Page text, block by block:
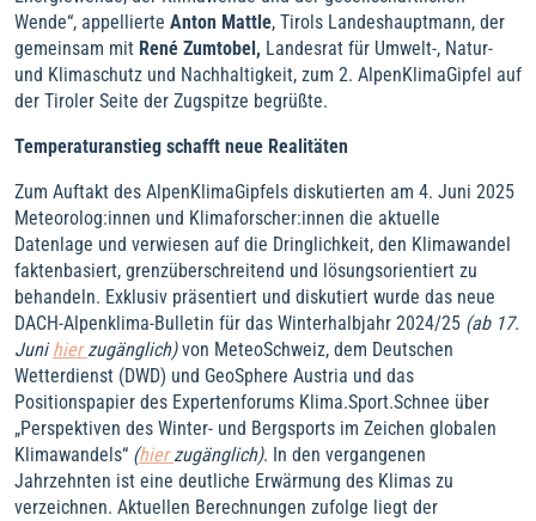
Wende“, appellierte Anton Mattle, Tirols Landeshauptmann, der
gemeinsam mit René Zumtobel, Landesrat für Umwelt-, Natur-
und Klimaschutz und Nachhaltigkeit, zum 2. AlpenKlimaGipfel auf
der Tiroler Seite der Zugspitze begrüßte.
Temperaturanstieg schafft neue Realitäten
Zum Auftakt des AlpenKlimaGipfels diskutierten am 4. Juni 2025
Meteorolog:innen und Klimaforscher:innen die aktuelle
Datenlage und verwiesen auf die Dringlichkeit, den Klimawandel
faktenbasiert, grenzüberschreitend und lösungsorientiert zu
behandeln. Exklusiv präsentiert und diskutiert wurde das neue
DACH-Alpenklima-Bulletin für das Winterhalbjahr 2024/25 (ab 17.
Junihierzugänglich)von MeteoSchweiz, dem Deutschen
Wetterdienst (DWD) und GeoSphere Austria und das
Positionspapier des Expertenforums Klima.Sport.Schnee über
„Perspektiven des Winter- und Bergsports im Zeichen globalen
Klimawandels“ (hierzugänglich). In den vergangenen
Jahrzehnten ist eine deutliche Erwärmung des Klimas zu
verzeichnen. Aktuellen Berechnungen zufolge liegt der